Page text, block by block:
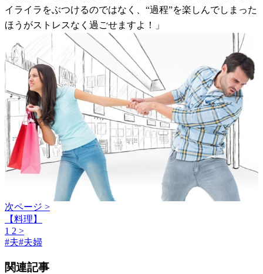
イライラをぶつけるのではなく、“過程”を楽しんでしまった
ほうがストレスなく過ごせますよ！」
次ページ >
【料理】
1 2 >
#夫#夫婦
関連記事